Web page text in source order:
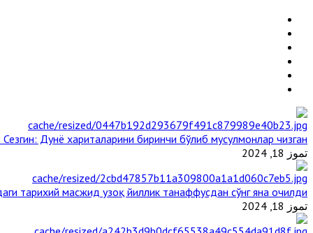
Дунё хариталарини биринчи бўлиб мусулмонлар чизган
تموز 18, 2024
тарихий масжид узоқ йиллик танаффусдан сўнг яна очилди
تموز 18, 2024